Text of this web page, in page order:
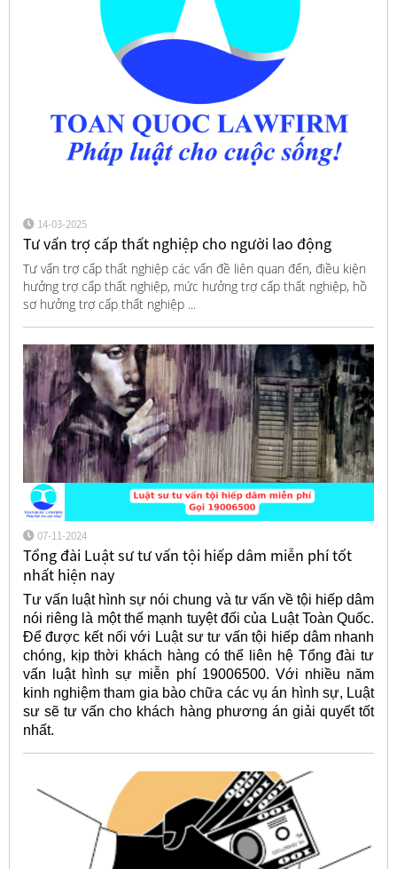
14-03-2025
Tư vấn trợ cấp thất nghiệp cho người lao động
Tư vấn trợ cấp thất nghiệp các vấn đề liên quan đến, điều kiện
hưởng trợ cấp thất nghiệp, mức hưởng trợ cấp thất nghiệp, hồ
sơ hưởng trợ cấp thất nghiệp ...
07-11-2024
Tổng đài Luật sư tư vấn tội hiếp dâm miễn phí tốt
nhất hiện nay
Tư vấn luật hình sự nói chung và tư vấn về tội hiếp dâm
nói riêng là một thế mạnh tuyệt đối của Luật Toàn Quốc.
Để được kết nối với Luật sư tư vấn tội hiếp dâm nhanh
chóng, kịp thời khách hàng có thể liên hệ Tổng đài tư
vấn luật hình sự miễn phí 19006500. Với nhiều năm
kinh nghiệm tham gia bào chữa các vụ án hình sự, Luật
sư sẽ tư vấn cho khách hàng phương án giải quyết tốt
nhất.